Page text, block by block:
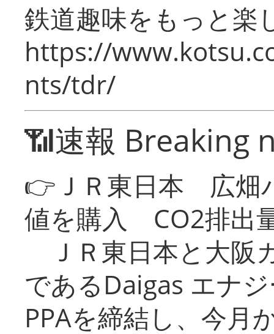
鉄道趣味をもっと楽
https://
nts/tdr/
📶速報 Breaking
👉ＪＲ東日本 広畑
値を購入 CO2排出
ＪＲ東日本と大阪
であるDaigas エナ
PPAを締結し、今月